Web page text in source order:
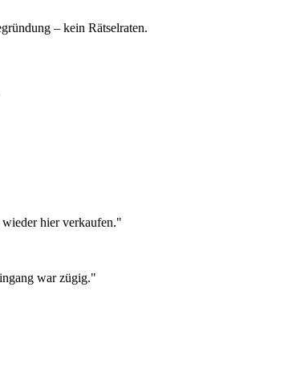
– kein Rätselraten.
hier verkaufen."
war zügig."